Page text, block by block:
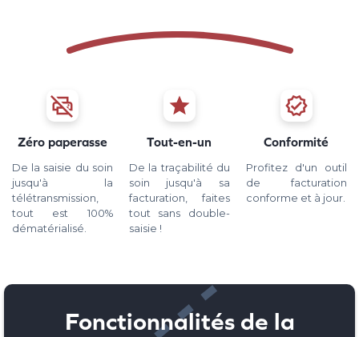

Zéro paperasse
De la saisie du soin
jusqu'à la
télétransmission,
tout est 100%
dématérialisé.

Tout-en-un
De la traçabilité du
soin jusqu'à sa
facturation, faites
tout sans double-
saisie !

Conformité
Profitez d'un outil
de facturation
conforme et à jour.
Fonctionnalités de la